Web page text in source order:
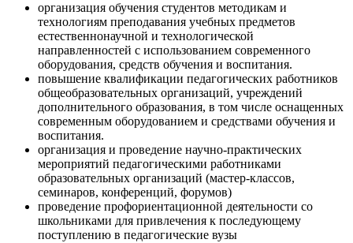
организация обучения студентов методикам и
технологиям преподавания учебных предметов
естественнонаучной и технологической
направленностей с использованием современного
оборудования, средств обучения и воспитания.
повышение квалификации педагогических работников
общеобразовательных организаций, учреждений
дополнительного образования, в том числе оснащенных
современным оборудованием и средствами обучения и
воспитания.
организация и проведение научно-практических
мероприятий педагогическими работниками
образовательных организаций (мастер-классов,
семинаров, конференций, форумов)
проведение профориентационной деятельности со
школьниками для привлечения к последующему
поступлению в педагогические вузы